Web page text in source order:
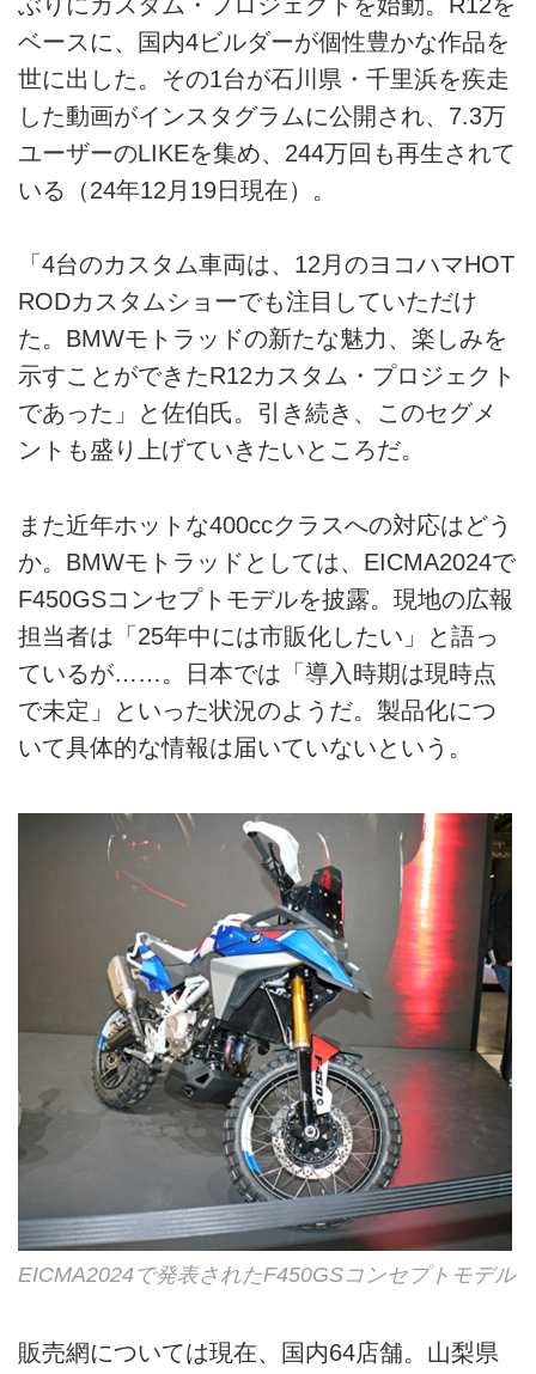
ベースに、国内4ビルダーが個性豊かな作品を
世に出した。その1台が石川県・千里浜を疾走
した動画がインスタグラムに公開され、7.3万
ユーザーのLIKEを集め、244万回も再生されて
いる（24年12月19日現在）。
「4台のカスタム車両は、12月のヨコハマHOT
RODカスタムショーでも注目していただけ
た。BMWモトラッドの新たな魅力、楽しみを
示すことができたR12カスタム・プロジェクト
であった」と佐伯氏。引き続き、このセグメ
ントも盛り上げていきたいところだ。
また近年ホットな400ccクラスへの対応はどう
か。BMWモトラッドとしては、EICMA2024で
F450GSコンセプトモデルを披露。現地の広報
担当者は「25年中には市販化したい」と語っ
ているが……。日本では「導入時期は現時点
で未定」といった状況のようだ。製品化につ
いて具体的な情報は届いていないという。
EICMA2024で発表されたF450GSコンセプトモデル
販売網については現在、国内64店舗。山梨県